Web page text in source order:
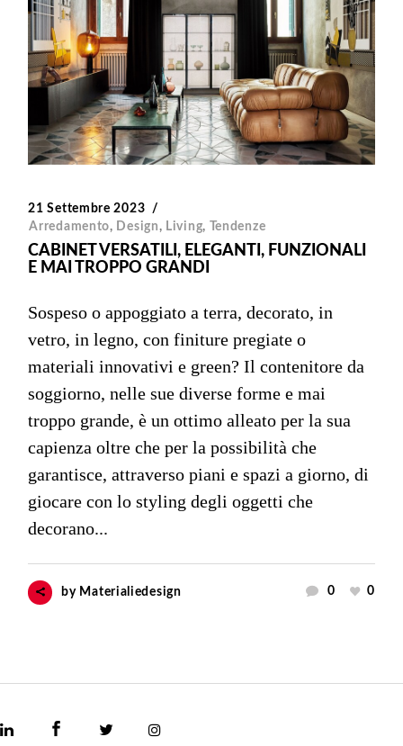
21 Settembre 2023
Arredamento, Design, Living, Tendenze
CABINET VERSATILI, ELEGANTI, FUNZIONALI
E MAI TROPPO GRANDI
Sospeso o appoggiato a terra, decorato, in
vetro, in legno, con finiture pregiate o
materiali innovativi e green? Il contenitore da
soggiorno, nelle sue diverse forme e mai
troppo grande, è un ottimo alleato per la sua
capienza oltre che per la possibilità che
garantisce, attraverso piani e spazi a giorno, di
giocare con lo styling degli oggetti che
decorano...
by Materialiedesign 0 0